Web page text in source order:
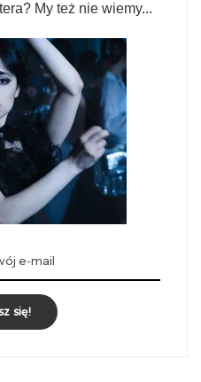
My też nie wiemy...
się!